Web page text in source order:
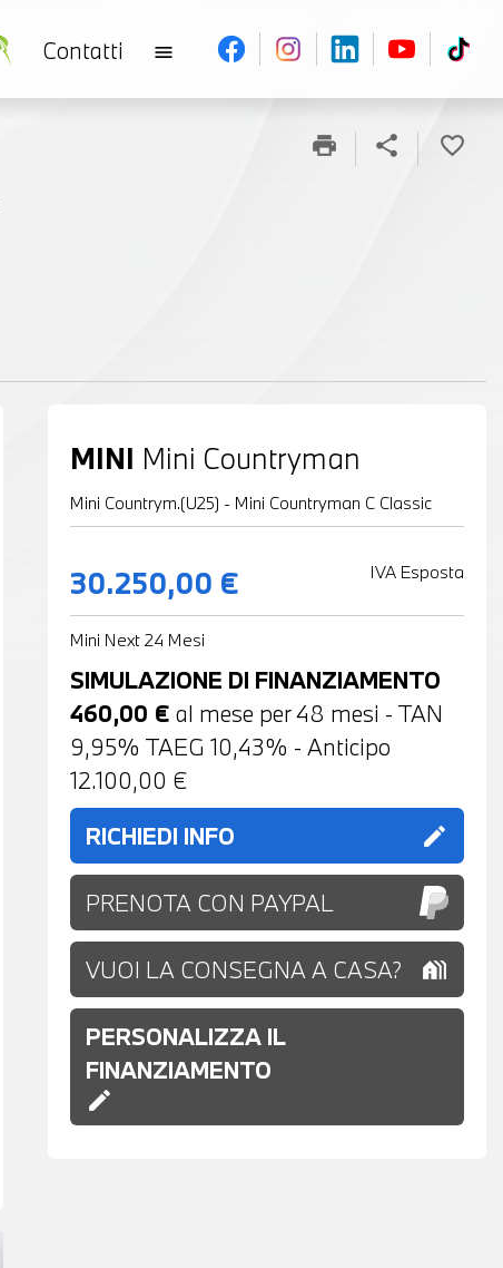
Contatti menu
print share favorite_border
MINI Mini Countryman
Mini Countrym.(U25) - Mini Countryman C Classic
30.250,00 € IVA Esposta
Mini Next 24 Mesi
SIMULAZIONE DI FINANZIAMENTO
460,00 € al mese per48 mesi - TAN
9,95% TAEG 10,43% - Anticipo
12.100,00 €
RICHIEDI INFO
edit
PRENOTA CON PAYPAL
VUOI LA CONSEGNA A CASA? holiday_village
PERSONALIZZA IL
FINANZIAMENTO
edit